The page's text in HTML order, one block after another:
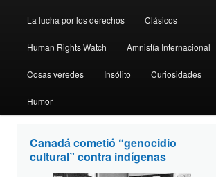
La lucha por los derechos Clásicos
Human Rights Watch Amnistía Internacional
Cosas veredes Insólito Curiosidades
Humor
Perseo 31
septiembre 2015
Canadá cometió “genocidio
cultural” contra indígenas